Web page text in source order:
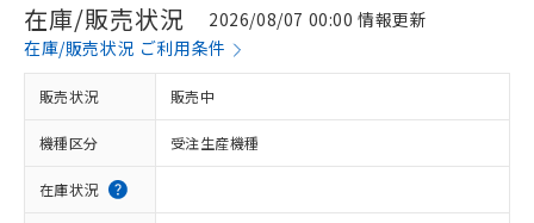
在庫/販売状況
2026/08/07 00:00 情報更新
在庫/販売状況 ご利用条件
販売状況 販売中
機種区分 受注生産機種
在庫状況